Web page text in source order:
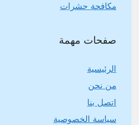
مكافحة حشرات
صفحات مهمة
الرئيسية
من نحن
اتصل بنا
سياسة الخصوصية